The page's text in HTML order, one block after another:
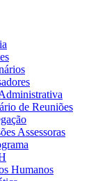
de Reuniões
Assessoras
Humanos